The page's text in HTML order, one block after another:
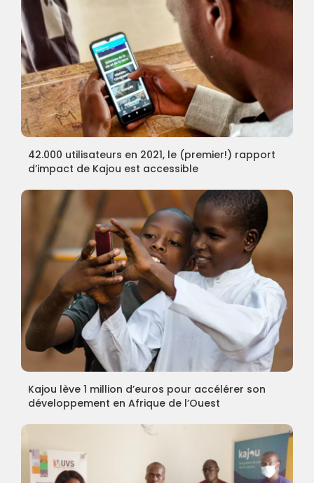
42.000 utilisateurs en 2021, le (premier!) rapport
d’impact de Kajou est accessible
Kajou lève 1 million d’euros pour accélérer son
développement en Afrique de l’Ouest